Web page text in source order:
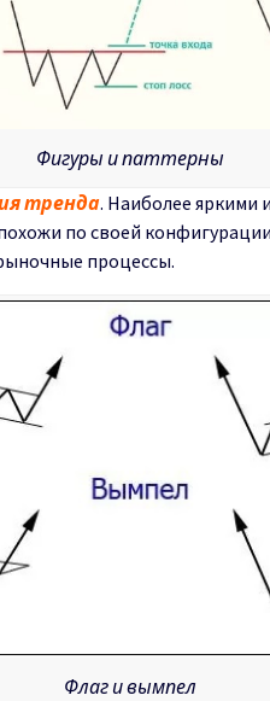
Фигуры и паттерны
тренда. Наиболее яркими
по своей
процессы.
Флаг и вымпел